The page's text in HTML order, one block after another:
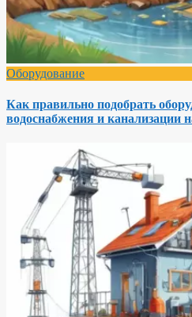
Оборудование
Как правильно подобрать
водоснабжения и канализации